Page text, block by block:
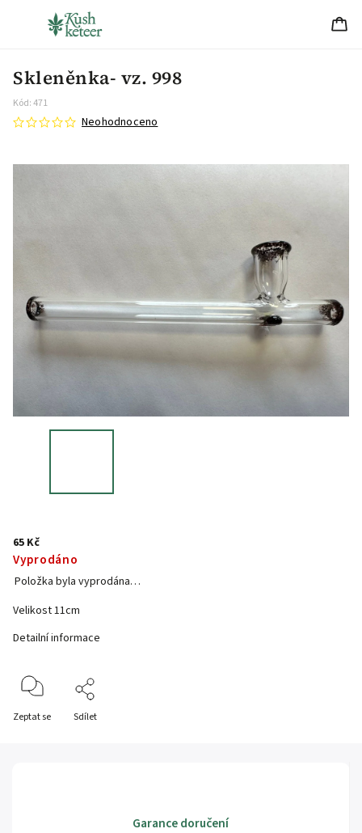
Skleněnka- vz. 998
Kód:471
Neohodnoceno
65 Kč
Vyprodáno
Položka byla vyprodána…
Velikost 11cm
Detailní informace
Zeptat se Sdílet
Garance doručení